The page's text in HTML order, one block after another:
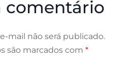
comentário
mail não será publicado.
são marcados com *